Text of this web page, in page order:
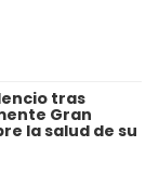
tras
Gran
la salud de su